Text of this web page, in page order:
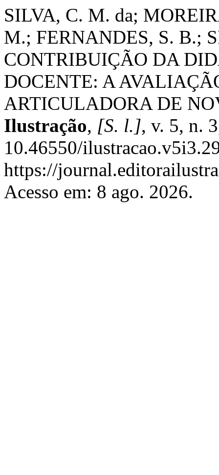
SILVA, C. M. da;
M.; FERNANDES, S. B.;
CONTRIBUIÇÃO DA
DOCENTE: A
ARTICULADORA DE
Ilustração, [S. l.], v. 5, n.
10.46550/
https://
Acesso em: 8 ago. 2026.